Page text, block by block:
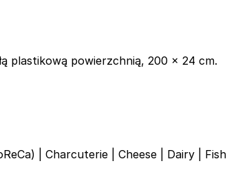
plastikową powierzchnią, 200 x 24 cm.
Charcuterie Cheese Dairy Fish